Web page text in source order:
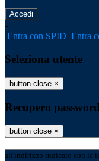
-
Entra con SPID Entra
Seleziona utente
button close ×
Recupero password
button close ×
all'indirizzo indicato con le